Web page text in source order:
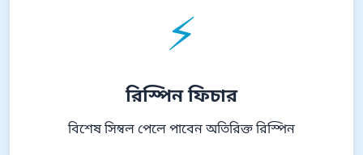
⚡
রিস্পিন ফিচার
বিশেষ সিম্বল পেলে পাবেন অতিরিক্ত রিস্পিন